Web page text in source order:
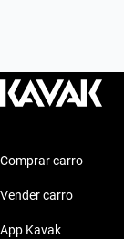
Comprar carro
Vender carro
App Kavak